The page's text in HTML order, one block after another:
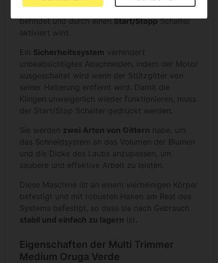
Motor gezogen, der sich unterhalb des Gitters
befindet und durch einenStart/StoppSchalter
aktiviert wird.
Ein Sicherheitssystem verhindert
unbeabsichtigtes Abschneiden, indem der Motor
ausgeschaltet wird wenn der Stützgitter von
seiner Halterung entfernt wird. Damit die
Klingen unweigerlich wieder funktionieren, muss
der Start/Stop Schalter gedrückt werden.
Sie werden zwei Arten von Gittern habe, um
das Schneidsystem an das Volumen der Blumen
und die Dicke des Laubs anzupassen, um
saubere und effektive Arbeit zu leisten.
Diese Maschine ist an einem vierbeinigen Körper
befestigt und mit robusten Haken am Rest des
Systems befestigt, so dass sie nach Gebrauch
stabil und einfach zu lagern ist.
Eigenschaften der Multi Trimmer
Medium Oruga Verde